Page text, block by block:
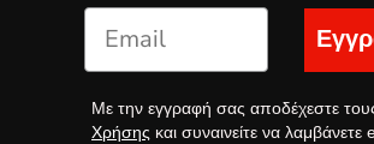
Με την εγγραφή σας αποδέχεστε
Χρήσης και συναινείτε να λαμβάνετε